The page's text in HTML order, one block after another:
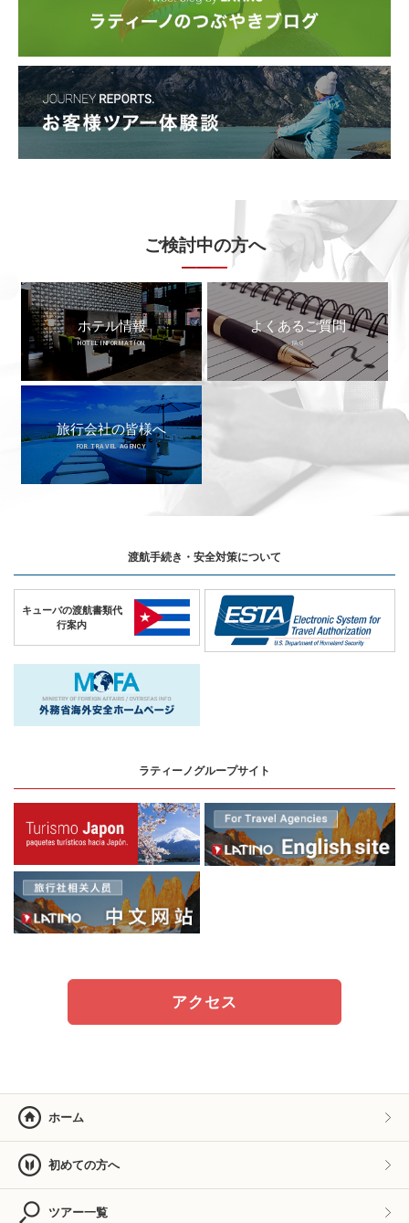
ご検討中の方へ
ホテル情報
HOTEL INFORMATION
よくあるご質問
FAQ
旅行会社の皆様へ
FOR TRAVEL AGENCY
ラティーノグループサイト
アクセス
渡航手続き・安全対策について
キューバの渡航書類代
行案内
ホーム
初めての方へ
ツアー一覧